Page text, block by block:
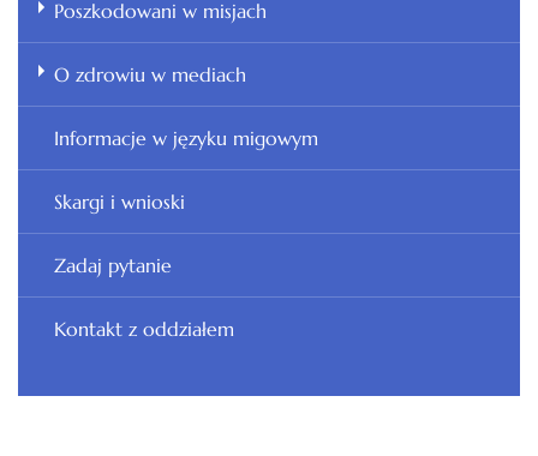
Poszkodowani w misjach
O zdrowiu w mediach
Informacje w języku migowym
Skargi i wnioski
Zadaj pytanie
Kontakt z oddziałem